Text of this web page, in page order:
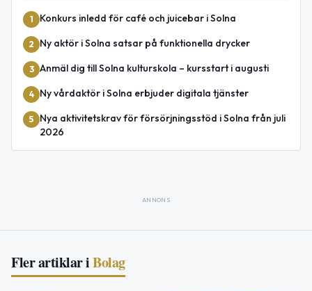
1 Konkurs inledd för café och juicebar i Solna
2 Ny aktör i Solna satsar på funktionella drycker
3 Anmäl dig till Solna kulturskola – kursstart i augusti
4 Ny vårdaktör i Solna erbjuder digitala tjänster
5
Nya aktivitetskrav för försörjningsstöd i Solna från juli
2026
ANNONS
Fler artiklar iBolag